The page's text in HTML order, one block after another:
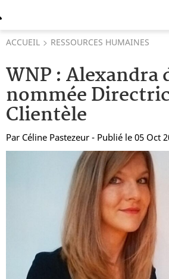
ACCUEIL RESSOURCES HUMAINES
WNP : Alexandra
nommée
Clientèle
Par Céline Pastezeur - Publié le 05 Oct